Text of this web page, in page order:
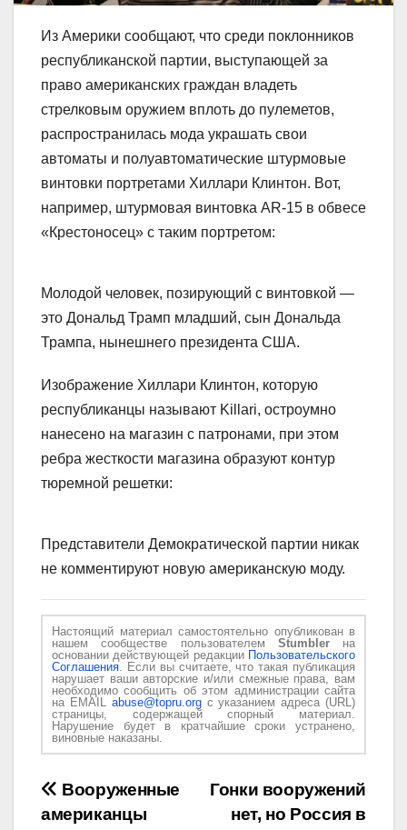
Из Америки сообщают, что среди поклонников
республиканской партии, выступающей за
право американских граждан владеть
стрелковым оружием вплоть до пулеметов,
распространилась мода украшать свои
автоматы и полуавтоматические штурмовые
винтовки портретами Хиллари Клинтон. Вот,
например, штурмовая винтовка AR-15 в обвесе
«Крестоносец» с таким портретом:
Молодой человек, позирующий с винтовкой —
это Дональд Трамп младший, сын Дональда
Трампа, нынешнего президента США.
Изображение Хиллари Клинтон, которую
республиканцы называют Killari, остроумно
нанесено на магазин с патронами, при этом
ребра жесткости магазина образуют контур
тюремной решетки:
Представители Демократической партии никак
не комментируют новую американскую моду.
Настоящий материал самостоятельно опубликован в
нашем сообществе пользователем Stumblerна
основании действующей редакции Пользовательского
Соглашения . Если вы считаете, что такая публикация
нарушает ваши авторские и/или смежные права, вам
необходимо сообщить об этом администрации сайта
на EMAIL abuse@topru.orgс указанием адреса (URL)
страницы, содержащей спорный материал.
Нарушение будет в кратчайшие сроки устранено,
виновные наказаны.
Навигация
Гонки вооружений
нет, но Россия в
Вооруженные
американцы